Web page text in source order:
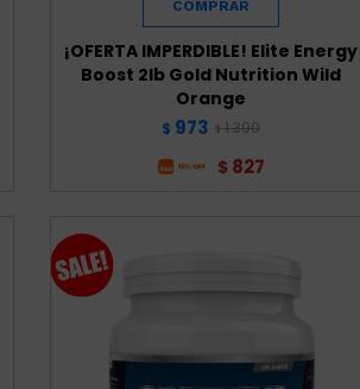
¡OFERTA IMPERDIBLE! Elite Energy
Boost 2lb Gold Nutrition Wild
Orange
$ 973 $ 1.390
$ 827